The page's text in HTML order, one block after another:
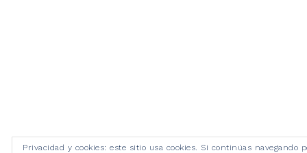
Privacidad y cookies: este sitio usa cookies. Si continúas navegando